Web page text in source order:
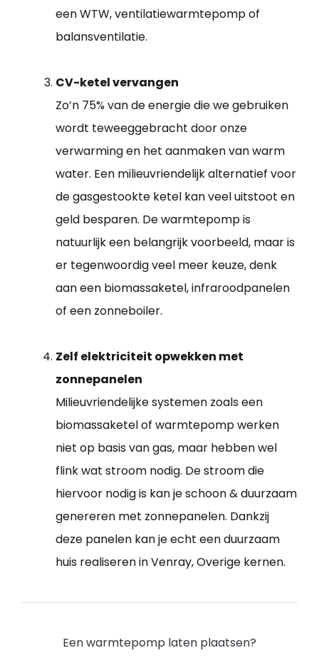
een WTW, ventilatiewarmtepomp of
balansventilatie.
CV-ketel vervangen
Zo’n 75% van de energie die we gebruiken
wordt teweeggebracht door onze
verwarming en het aanmaken van warm
water. Een milieuvriendelijk alternatief voor
de gasgestookte ketel kan veel uitstoot en
geld besparen. De warmtepomp is
natuurlijk een belangrijk voorbeeld, maar is
er tegenwoordig veel meer keuze, denk
aan een biomassaketel, infraroodpanelen
of een zonneboiler.
Zelf elektriciteit opwekken met
zonnepanelen
Milieuvriendelijke systemen zoals een
biomassaketel of warmtepomp werken
niet op basis van gas, maar hebben wel
flink wat stroom nodig. De stroom die
hiervoor nodig is kan je schoon & duurzaam
genereren met zonnepanelen. Dankzij
deze panelen kan je echt een duurzaam
huis realiseren in Venray, Overige kernen.
Een warmtepomp laten plaatsen?